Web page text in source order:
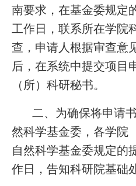
南要求，在基金委规定
工作日，联系所在学院
查，申请人根据审查意
后，在系统中提交项目
（所）科研秘书。
二、为确保将申请书
然科学基金委，各学院
自然科学基金委规定的
作日，告知科研院基础处